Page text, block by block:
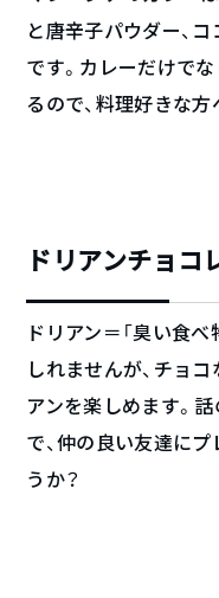
と唐辛子パウダー、
です。カレーだけで
るので、料理好きな方
ドリアンチョコ
ドリアン＝「臭い食
しれませんが、チョ
アンを楽しめます。
で、仲の良い友達に
うか？